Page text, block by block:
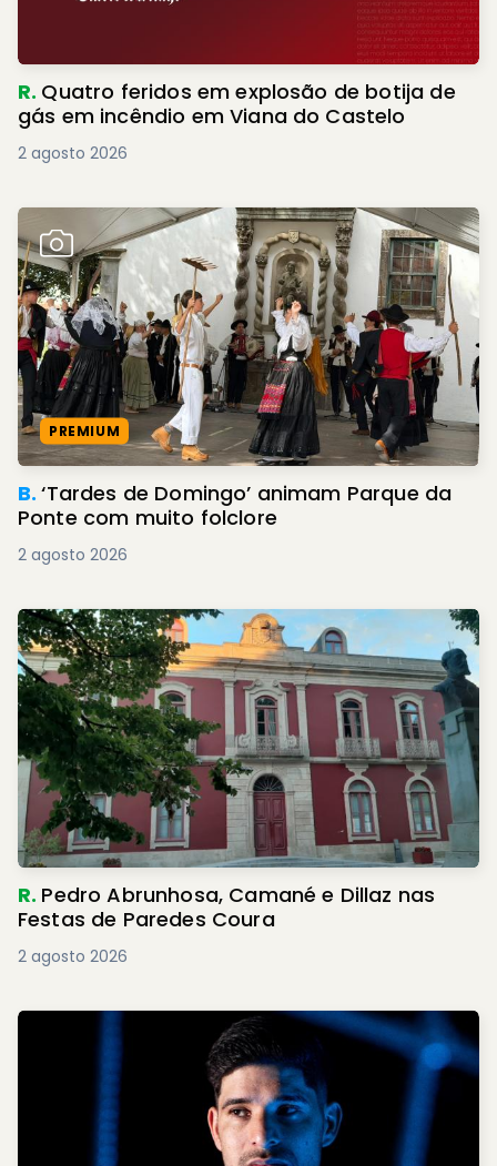
R. Quatro feridos em explosão de botija de
gás em incêndio em Viana do Castelo
2 agosto 2026
PREMIUM
B.‘Tardes de Domingo’ animam Parque da
Ponte com muito folclore
2 agosto 2026
R. Pedro Abrunhosa, Camané e Dillaz nas
Festas de Paredes Coura
2 agosto 2026